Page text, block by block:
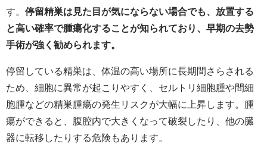
す。 停留精巣は見た目が気にならない場合でも、放置する
と高い確率で腫瘍化することが知られており、早期の去勢
手術が強く勧められます。
停留している精巣は、体温の高い場所に長期間さらされる
ため、細胞に異常が起こりやすく、セルトリ細胞腫や間細
胞腫などの精巣腫瘍の発生リスクが大幅に上昇します。腫
瘍ができると、腹腔内で大きくなって破裂したり、他の臓
器に転移したりする危険もあります。